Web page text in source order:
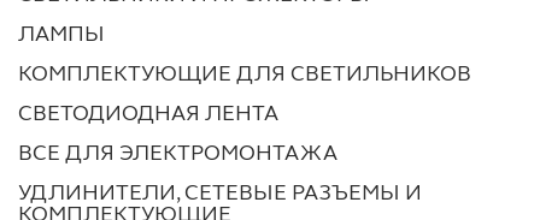
ЛАМПЫ
КОМПЛЕКТУЮЩИЕ ДЛЯ СВЕТИЛЬНИКОВ
СВЕТОДИОДНАЯ ЛЕНТА
ВСЕ ДЛЯ ЭЛЕКТРОМОНТАЖА
УДЛИНИТЕЛИ, СЕТЕВЫЕ РАЗЪЕМЫ И
КОМПЛЕКТУЮЩИЕ